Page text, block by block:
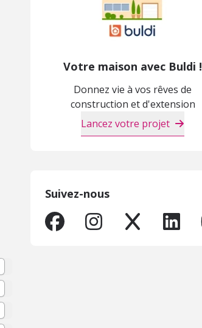
Votre maison avec Buldi !
Donnez vie à vos rêves de
construction et d'extension
Lancez votre projet
Suivez-nous